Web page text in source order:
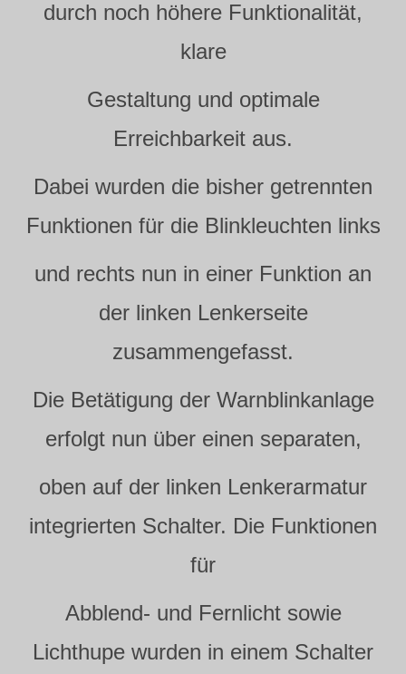
durch noch höhere Funktionalität,
klare
Gestaltung und optimale
Erreichbarkeit aus.
Dabei wurden die bisher getrennten
Funktionen für die Blinkleuchten links
und rechts nun in einer Funktion an
der linken Lenkerseite
zusammengefasst.
Die Betätigung der Warnblinkanlage
erfolgt nun über einen separaten,
oben auf der linken Lenkerarmatur
integrierten Schalter. Die Funktionen
für
Abblend- und Fernlicht sowie
Lichthupe wurden in einem Schalter